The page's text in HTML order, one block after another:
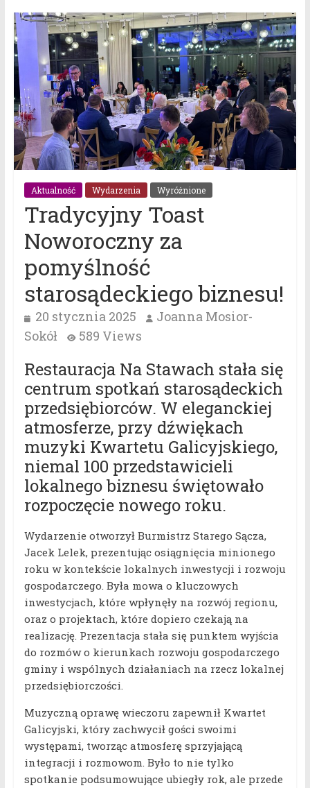
Aktualność Wydarzenia Wyróżnione
Tradycyjny Toast
Noworoczny za
pomyślność
starosądeckiego biznesu!
20 stycznia 2025
Joanna Mosior-
Sokół
589 Views
Restauracja Na Stawach stała się
centrum spotkań starosądeckich
przedsiębiorców. W eleganckiej
atmosferze, przy dźwiękach
muzyki Kwartetu Galicyjskiego,
niemal 100 przedstawicieli
lokalnego biznesu świętowało
rozpoczęcie nowego roku.
Wydarzenie otworzył Burmistrz Starego Sącza,
Jacek Lelek, prezentując osiągnięcia minionego
roku w kontekście lokalnych inwestycji i rozwoju
gospodarczego. Była mowa o kluczowych
inwestycjach, które wpłynęły na rozwój regionu,
oraz o projektach, które dopiero czekają na
realizację. Prezentacja stała się punktem wyjścia
do rozmów o kierunkach rozwoju gospodarczego
gminy i wspólnych działaniach na rzecz lokalnej
przedsiębiorczości.
Muzyczną oprawę wieczoru zapewnił Kwartet
Galicyjski, który zachwycił gości swoimi
występami, tworząc atmosferę sprzyjającą
integracji i rozmowom. Było to nie tylko
spotkanie podsumowujące ubiegły rok, ale przede